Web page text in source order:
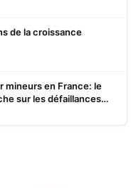
de la croissance
mineurs en France: le
sur les défaillances